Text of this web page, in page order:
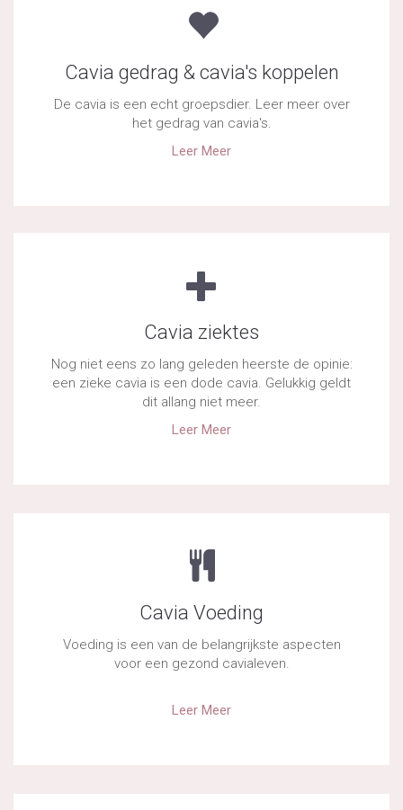
Cavia gedrag & cavia's koppelen
De cavia is een echt groepsdier. Leer meer over
het gedrag van cavia's.
Leer Meer
Cavia ziektes
Nog niet eens zo lang geleden heerste de opinie:
een zieke cavia is een dode cavia. Gelukkig geldt
dit allang niet meer.
Leer Meer
Cavia Voeding
Voeding is een van de belangrijkste aspecten
voor een gezond cavialeven.
Leer Meer